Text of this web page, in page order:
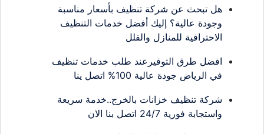
هل تبحث عن شركة تنظيف بأسعار مناسبة
وجودة عالية؟ إليك أفضل خدمات التنظيف
الاحترافية للمنازل والفلل
افضل طرق التوفيرعند طلب خدمات تنظيف
في الرياض جودة عالية 100% اتصل ينا
شركة تنظيف خزانات بالخرج..خدمة سريعة
واستجابة فورية 24/7 اتصل بنا الان